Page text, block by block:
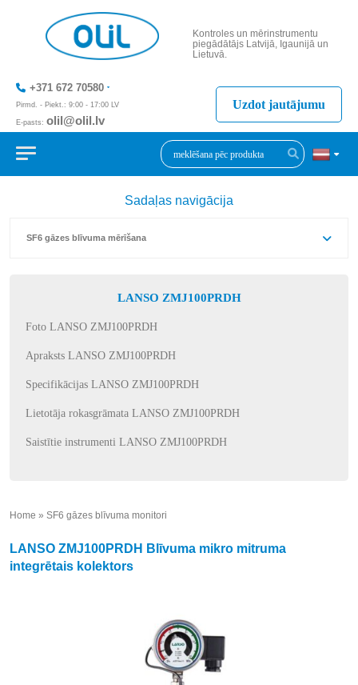
Kontroles un mērinstrumentu
piegādātājs Latvijā, Igaunijā un
Lietuvā.
+371 672 70580
Pirmd. - Piekt.: 9:00 - 17:00 LV
E-pasts: olil@olil.lv
+371 287 11411
Uzdot jautājumu
Sadaļas navigācija
SF6 gāzes blīvuma mērīšana
LANSO ZMJ100PRDH
Foto LANSO ZMJ100PRDH
Apraksts LANSO ZMJ100PRDH
Specifikācijas LANSO ZMJ100PRDH
Lietotāja rokasgrāmata LANSO ZMJ100PRDH
Saistītie instrumenti LANSO ZMJ100PRDH
Home » SF6 gāzes blīvuma monitori
LANSO ZMJ100PRDH Blīvuma mikro mitruma
integrētais kolektors